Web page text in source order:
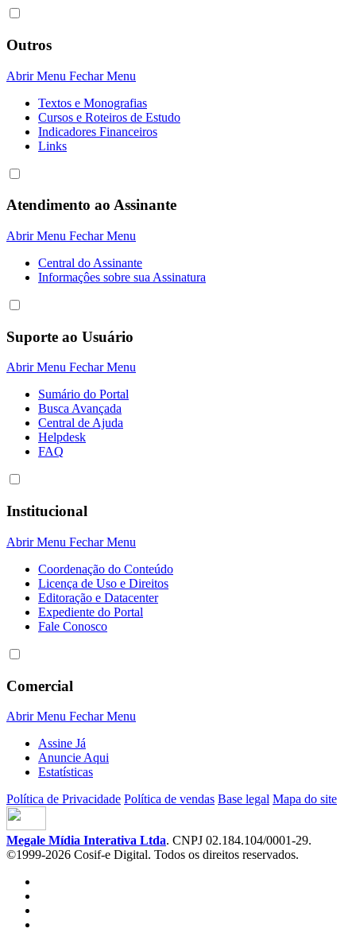
Outros
Abrir Menu Fechar Menu
Textos e Monografias
Cursos e Roteiros de Estudo
Indicadores Financeiros
Links
Atendimento ao Assinante
Abrir Menu Fechar Menu
Central do Assinante
Informaçôes sobre sua Assinatura
Suporte ao Usuário
Abrir Menu Fechar Menu
Sumário do Portal
Busca Avançada
Central de Ajuda
Helpdesk
FAQ
Institucional
Abrir Menu Fechar Menu
Coordenação do Conteúdo
Licença de Uso e Direitos
Editoração e Datacenter
Expediente do Portal
Fale Conosco
Comercial
Abrir Menu Fechar Menu
Assine Já
Anuncie Aqui
Estatísticas
Política de Privacidade Política de vendas Base legal Mapa do site
Megale Mídia Interativa Ltda. CNPJ 02.184.104/0001-29.
©1999-2026 Cosif-e Digital. Todos os direitos reservados.